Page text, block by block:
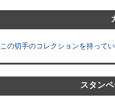
この切手のコレクションを持って
スタン